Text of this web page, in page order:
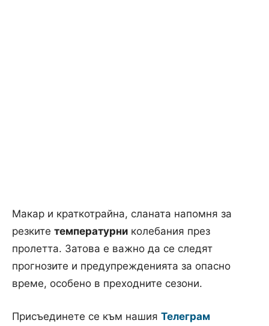
Макар и краткотрайна, сланата напомня за
резките температурни колебания през
пролетта. Затова е важно да се следят
прогнозите и предупрежденията за опасно
време, особено в преходните сезони.
Присъединете се към нашия Телеграм